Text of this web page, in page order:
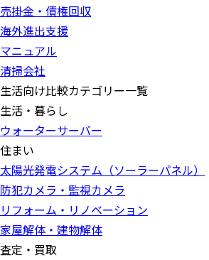
売掛金・債権回収
海外進出支援
マニュアル
清掃会社
生活向け比較カテゴリー一覧
生活・暮らし
ウォーターサーバー
住まい
太陽光発電システム（ソーラーパネル）
防犯カメラ・監視カメラ
リフォーム・リノベーション
家屋解体・建物解体
査定・買取